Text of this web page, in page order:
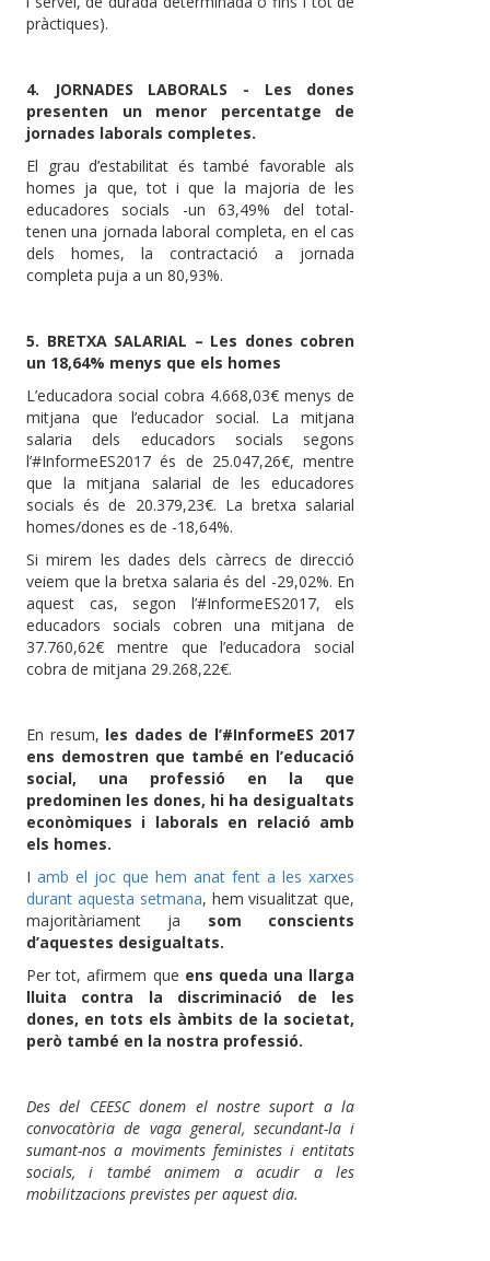
pràctiques).
4. JORNADES LABORALS - Les dones
presenten un menor percentatge de
jornades laborals completes.
El grau d’estabilitat és també favorable als
homes ja que, tot i que la majoria de les
educadores socials -un 63,49% del total-
tenen una jornada laboral completa, en el cas
dels homes, la contractació a jornada
completa puja a un 80,93%.
5. BRETXA SALARIAL – Les dones cobren
un 18,64% menys que els homes
L’educadora social cobra 4.668,03€ menys de
mitjana que l’educador social. La mitjana
salaria dels educadors socials segons
l’#InformeES2017 és de 25.047,26€, mentre
que la mitjana salarial de les educadores
socials és de 20.379,23€. La bretxa salarial
homes/dones es de -18,64%.
Si mirem les dades dels càrrecs de direcció
veiem que la bretxa salaria és del -29,02%. En
aquest cas, segon l’#InformeES2017, els
educadors socials cobren una mitjana de
37.760,62€ mentre que l’educadora social
cobra de mitjana 29.268,22€.
En resum, les dades de l’#InformeES 2017
ens demostren que també en l’educació
social, una professió en la que
predominen les dones, hi ha desigualtats
econòmiques i laborals en relació amb
els homes.
Iamb el joc que hem anat fent a les xarxes
durant aquesta setmana, hem visualitzat que,
majoritàriament ja som conscients
d’aquestes desigualtats.
Per tot, afirmem que ens queda una llarga
lluita contra la discriminació de les
dones, en tots els àmbits de la societat,
però també en la nostra professió.
Des del CEESC donem el nostre suport a la
convocatòria de vaga general, secundant-la i
sumant-nos a moviments feministes i entitats
socials, i també animem a acudir a les
mobilitzacions previstes per aquest dia.